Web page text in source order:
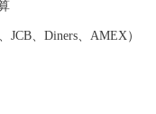
、Diners、AMEX）